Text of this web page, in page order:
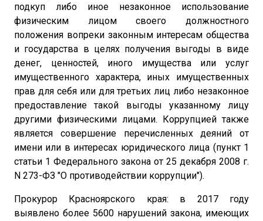
подкуп либо иное незаконное использование
физическим лицом своего должностного
положения вопреки законным интересам общества
и государства в целях получения выгоды в виде
денег, ценностей, иного имущества или услуг
имущественного характера, иных имущественных
прав для себя или для третьих лиц либо незаконное
предоставление такой выгоды указанному лицу
другими физическими лицами. Коррупцией также
является совершение перечисленных деяний от
имени или в интересах юридического лица (пункт 1
статьи 1 Федерального закона от 25 декабря 2008 г.
N 273-ФЗ "О противодействии коррупции").
Прокурор Красноярского края: в 2017 году
выявлено более 5600 нарушений закона, имеющих